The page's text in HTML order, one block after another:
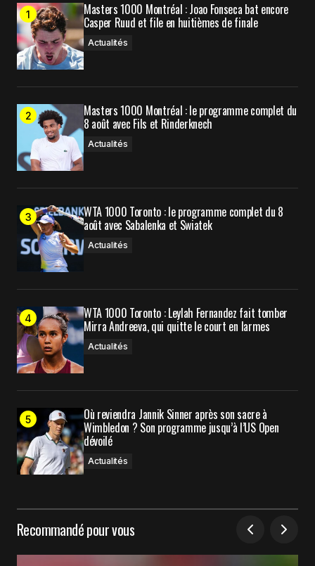
Enregistrer mon nom, mon e-mail et mon site
dans le navigateur pour mon prochain
commentaire.
par e-mail.
Prévenez-moi de tous les nouveaux articles par e-
Submit Comment
Masters 1000 Montréal : Joao Fonseca bat encore
Casper Ruud et file en huitièmes de finale
Actualités
Masters 1000 Montréal : le programme complet du
8 août avec Fils et Rinderknech
Actualités
WTA 1000 Toronto : le programme complet du 8
août avec Sabalenka et Swiatek
Actualités
WTA 1000 Toronto : Leylah Fernandez fait tomber
Mirra Andreeva, qui quitte le court en larmes
Actualités
Où reviendra Jannik Sinner après son sacre à
Wimbledon ? Son programme jusqu’à l’US Open
dévoilé
Actualités
Recommandé pour vous